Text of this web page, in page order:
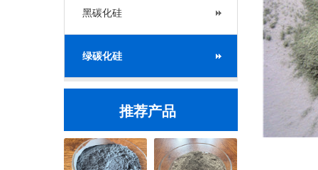
黑碳化硅
绿碳化硅
推荐产品